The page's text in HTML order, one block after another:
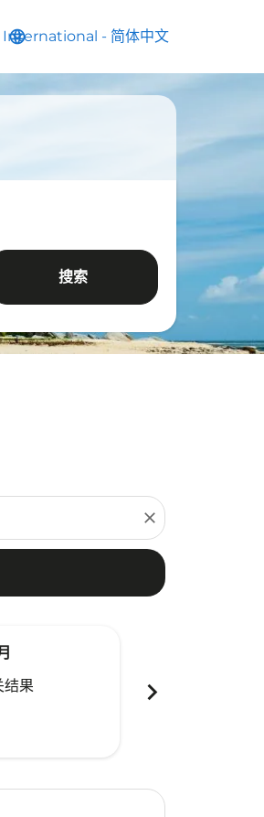
language
International - 简体中文
keyboard_arrow_down
label
搜索
close
结果
chevron_right